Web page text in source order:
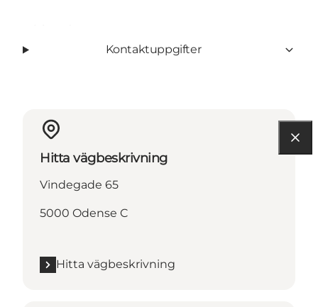
Kontaktuppgifter
Hitta vägbeskrivning
Vindegade 65
5000 Odense C
Hitta vägbeskrivning